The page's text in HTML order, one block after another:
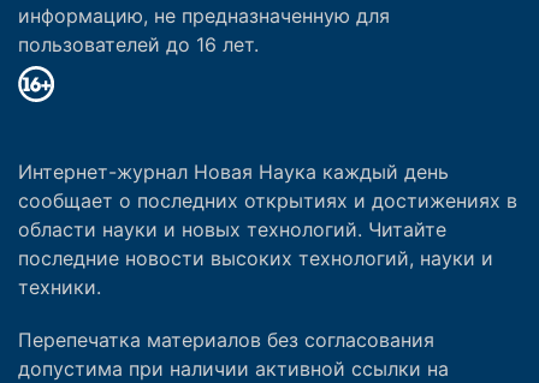
информацию, не предназначенную для
пользователей до 16 лет.
Интернет-журнал Новая Наука каждый день
сообщает о последних открытиях и достижениях в
области науки и новых технологий. Читайте
последние новости высоких технологий, науки и
техники.
Перепечатка материалов без согласования
допустима при наличии активной ссылки на